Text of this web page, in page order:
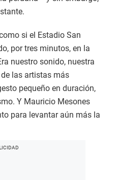
si el Estadio San
por tres minutos, en la
nuestro sonido, nuestra
las artistas más
pequeño en duración,
Y Mauricio Mesones
para levantar aún más la